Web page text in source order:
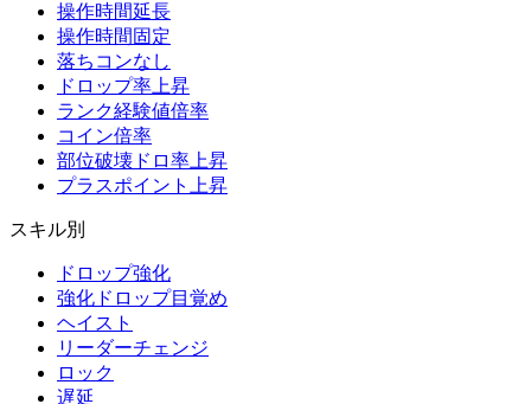
操作時間延長
操作時間固定
落ちコンなし
ドロップ率上昇
ランク経験値倍率
コイン倍率
部位破壊ドロ率上昇
プラスポイント上昇
スキル別
ドロップ強化
強化ドロップ目覚め
ヘイスト
リーダーチェンジ
ロック
遅延